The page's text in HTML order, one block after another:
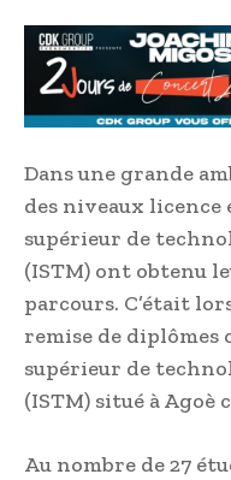
Dans une grande
des niveaux
supérieur de
(ISTM) ont obtenu
parcours. C’était
remise de
supérieur de
(ISTM) situé à Agoè
Au nombre de 27